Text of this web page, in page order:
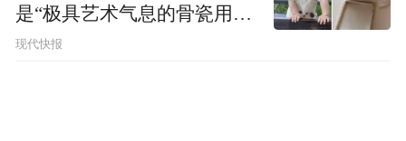
是“极具艺术气息的骨瓷用
品”
现代快报